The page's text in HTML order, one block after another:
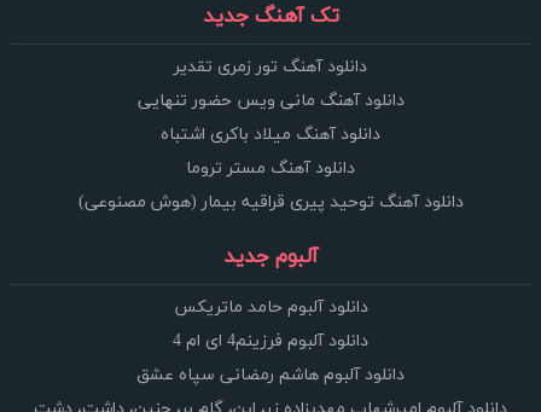
تک آهنگ جدید
دانلود آهنگ تور زمری تقدیر
دانلود آهنگ مانی ویس حضور تنهایی
دانلود آهنگ میلاد باکری اشتباه
دانلود آهنگ مستر تروما
دانلود آهنگ توحید پیری قراقیه بیمار (هوش مصنوعی)
آلبوم جدید
دانلود آلبوم حامد ماتریکس
دانلود آلبوم فرزینم4 ای ام 4
دانلود آلبوم هاشم رمضانی سپاه عشق